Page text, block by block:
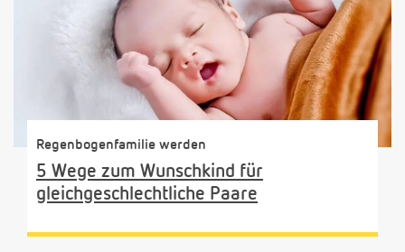
Regenbogenfamilie werden
5 Wege zum Wunschkind für
gleichgeschlechtliche Paare